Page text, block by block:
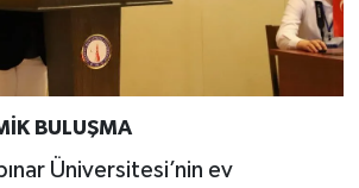
BULUŞMA
Üniversitesi’nin ev